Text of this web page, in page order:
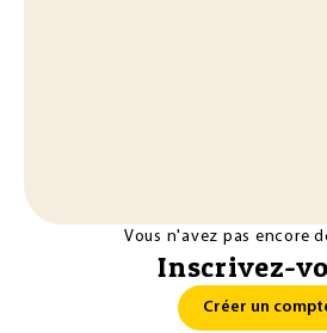
Vous n'avez pas encore
Inscrivez-
Créer un